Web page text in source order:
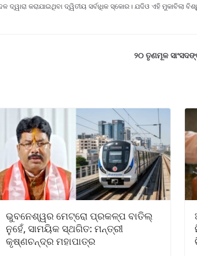
କରାଯାଇଥିବା ଦ୍ୱିତୀୟ ସର୍ବାଧିକ ସ୍କୋର। ଯଦିଓ ଏହି ମୁକାବିଲା
୨୦ ତୃଣମୂଳ
ଭୁବନେଶ୍ୱର ମେଟ୍ରୋ ପ୍ରକଳ୍ପ ବାତିଲ୍
ନୁହେଁ, ସାମୟିକ ସ୍ଥଗିତ: ମନ୍ତ୍ରୀ
କୃଷ୍ଣଚନ୍ଦ୍ର ମହାପାତ୍ର